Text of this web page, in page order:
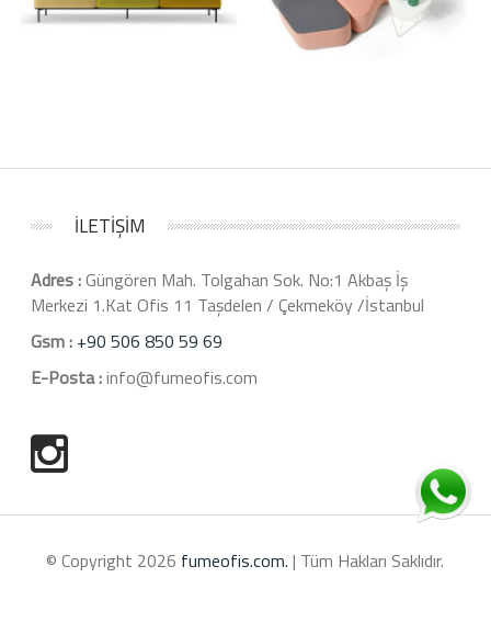
İLETİŞİM
Adres :Güngören Mah. Tolgahan Sok. No:1 Akbaş İş
Merkezi 1.Kat Ofis 11 Taşdelen / Çekmeköy /İstanbul
Gsm : +90 506 850 59 69
E-Posta :info@fumeofis.com
© Copyright 2026 fumeofis.com. | Tüm Hakları Saklıdır.